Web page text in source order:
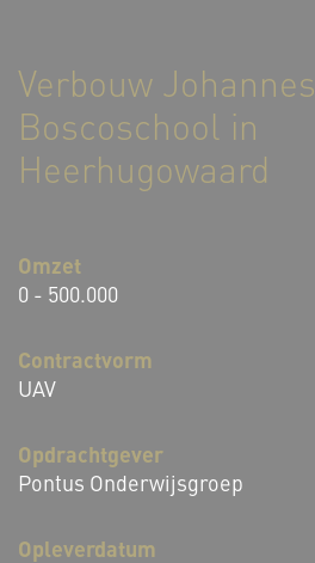
Verbouw Johannes
Boscoschool in
Heerhugowaard
Omzet
0 - 500.000
Contractvorm
UAV
Opdrachtgever
Pontus Onderwijsgroep
Opleverdatum